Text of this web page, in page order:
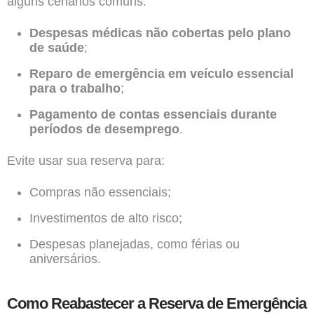
Despesas médicas não cobertas pelo plano
de saúde;
Reparo de emergência em veículo essencial
para o trabalho;
Pagamento de contas essenciais durante
períodos de desemprego.
Evite usar sua reserva para:
Compras não essenciais;
Investimentos de alto risco;
Despesas planejadas, como férias ou
aniversários.
Como Reabastecer a Reserva de Emergência